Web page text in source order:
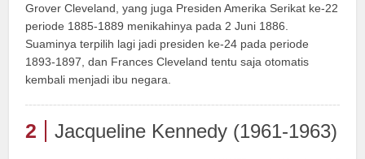
Grover Cleveland, yang juga Presiden Amerika Serikat ke-22
periode 1885-1889 menikahinya pada 2 Juni 1886.
Suaminya terpilih lagi jadi presiden ke-24 pada periode
1893-1897, dan Frances Cleveland tentu saja otomatis
kembali menjadi ibu negara.
2 Jacqueline Kennedy (1961-1963)